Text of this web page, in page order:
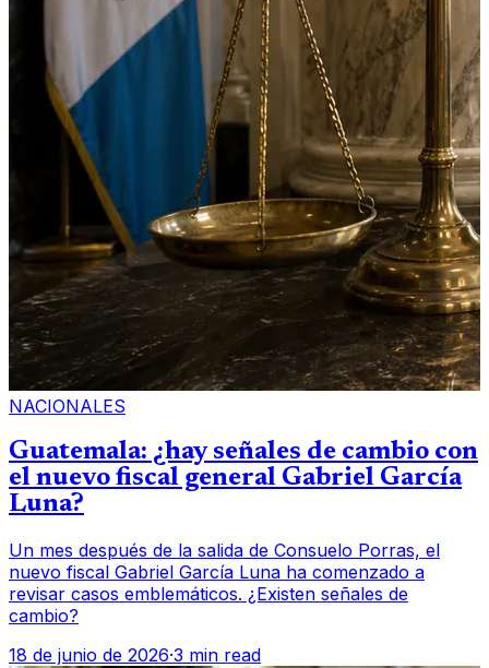
NACIONALES
Guatemala: ¿hay señales de cambio con
el nuevo fiscal general Gabriel García
Luna?
Un mes después de la salida de Consuelo Porras, el
nuevo fiscal Gabriel García Luna ha comenzado a
revisar casos emblemáticos. ¿Existen señales de
cambio?
18 de junio de 2026·3 min read